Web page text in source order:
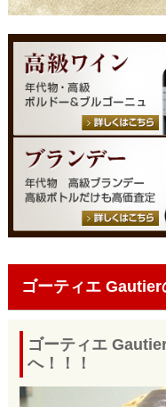
ゴーティエ Gautier
ゴーティエ
へ！！！